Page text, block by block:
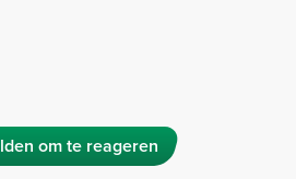
om te reageren